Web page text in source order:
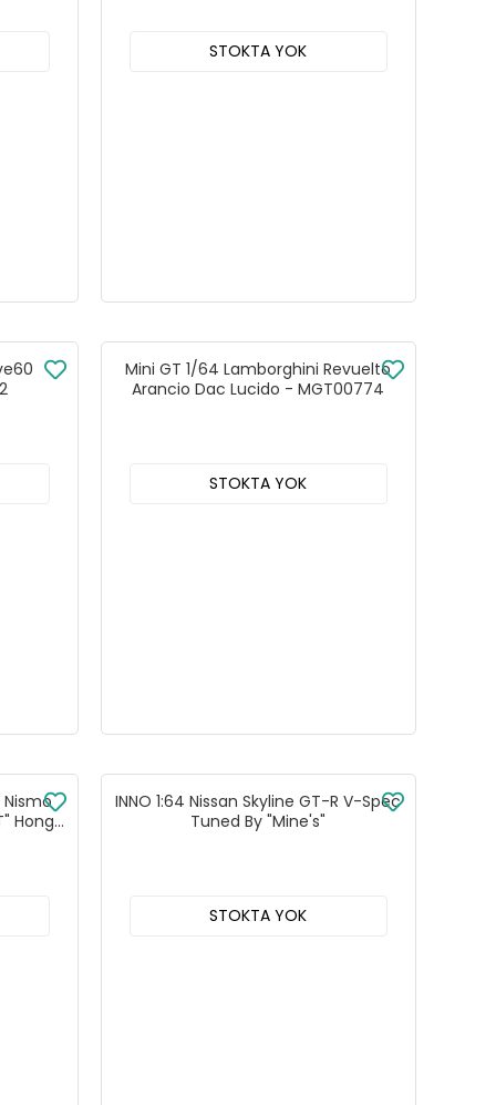
STOKTA YOK
Mini GT 1/64 Lamborghini Revuelto
Arancio Dac Lucido - MGT00774
STOKTA YOK
Nismo
Hong
INNO 1:64 Nissan Skyline GT-R V-Spec
Tuned By "Mine's"
STOKTA YOK